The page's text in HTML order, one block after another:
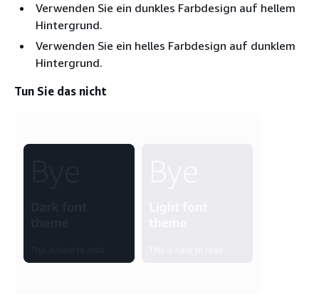
Verwenden Sie ein dunkles Farbdesign auf hellem
Hintergrund.
Verwenden Sie ein helles Farbdesign auf dunklem
Hintergrund.
Tun Sie das nicht